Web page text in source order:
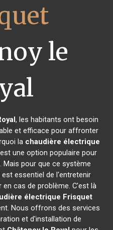
le
, les habitants ont besoin
et efficace pour affronter
la chaudière électrique
est une option populaire pour
Mais pour que ce système
essentiel de l'entretenir
cas de problème. C'est là
électrique Frisquet
Nous offrons des services
et d'installation de